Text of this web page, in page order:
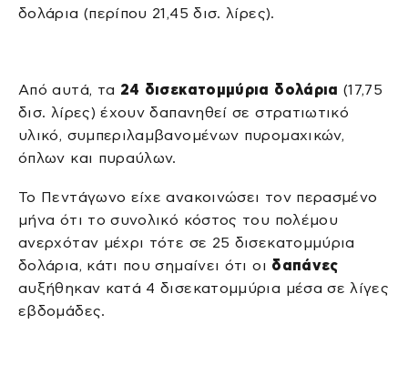
δολάρια (περίπου 21,45 δισ. λίρες).
Από αυτά, τα 24 δισεκατομμύρια δολάρια (17,75
δισ. λίρες) έχουν δαπανηθεί σε στρατιωτικό
υλικό, συμπεριλαμβανομένων πυρομαχικών,
όπλων και πυραύλων.
Το Πεντάγωνο είχε ανακοινώσει τον περασμένο
μήνα ότι το συνολικό κόστος του πολέμου
ανερχόταν μέχρι τότε σε 25 δισεκατομμύρια
δολάρια, κάτι που σημαίνει ότι οι δαπάνες
αυξήθηκαν κατά 4 δισεκατομμύρια μέσα σε λίγες
εβδομάδες.